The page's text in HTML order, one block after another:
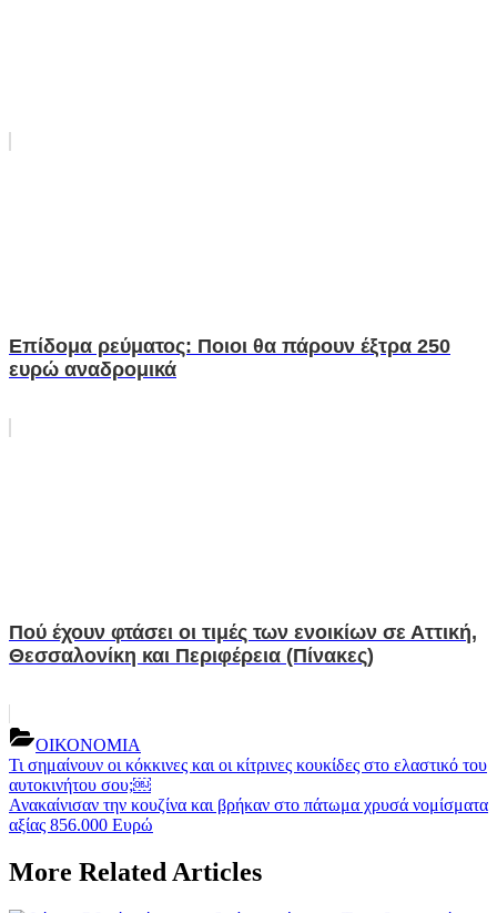
Επίδομα ρεύματος: Ποιοι θα πάρουν έξτρα 250
ευρώ αναδρομικά
Πού έχουν φτάσει οι τιμές των ενοικίων σε Αττική,
Θεσσαλονίκη και Περιφέρεια (Πίνακες)
ΟΙΚΟΝΟΜΙΑ
Post
navigation
Previous
Post:
Τι σημαίνουν οι κόκκινες και οι κίτρινες κουκίδες στο ελαστικό του
αυτοκινήτου σου;￼
Next
Post:
Ανακαίνισαν την κουζίνα και βρήκαν στο πάτωμα χρυσά νομίσματα
αξίας 856.000 Ευρώ
More Related Articles